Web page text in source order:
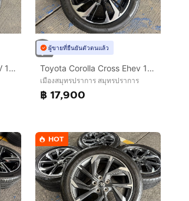
HONDA CIVIC FE RS EHEV 18 นิ้ว TOP🔥
ผู้ขายที่ยืนยันตัวตนแล้ว
Toyota Corolla Cross Ehev 18 นิ้ว Top🔥
เมืองสมุทรปราการ สมุทรปราการ
฿ 17,900
HOT